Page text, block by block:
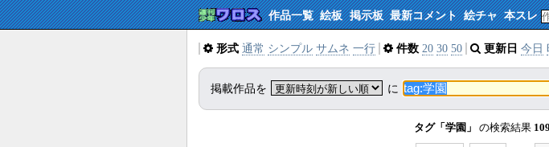
作品一覧 絵板 掲示板 最新コメント 絵チャ 本スレ
形式 通常 シンプル サムネ 一行 件数 20 30 50 更新日 今日
掲載作品を に
タグ「学園」 の検索結果 109